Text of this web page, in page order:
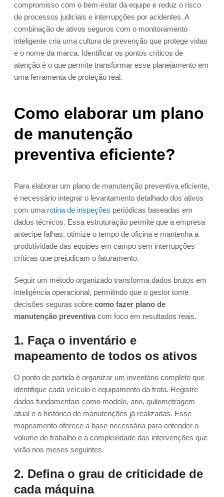
compromisso com o bem-estar da equipe e reduz o risco
de processos judiciais e interrupções por acidentes. A
combinação de ativos seguros com o monitoramento
inteligente cria uma cultura de prevenção que protege vidas
e o nome da marca. Identificar os pontos críticos de
atenção é o que permite transformar esse planejamento em
uma ferramenta de proteção real.
Como elaborar um plano
de manutenção
preventiva eficiente?
Para elaborar um plano de manutenção preventiva eficiente,
é necessário integrar o levantamento detalhado dos ativos
com uma rotina de inspeções periódicas baseadas em
dados técnicos. Essa estruturação permite que a empresa
antecipe falhas, otimize o tempo de oficina e mantenha a
produtividade das equipes em campo sem interrupções
críticas que prejudicam o faturamento.
Seguir um método organizado transforma dados brutos em
inteligência operacional, permitindo que o gestor tome
decisões seguras sobre como fazer plano de
manutenção preventivacom foco em resultados reais.
1. Faça o inventário e
mapeamento de todos os ativos
O ponto de partida é organizar um inventário completo que
identifique cada veículo e equipamento da frota. Registre
dados fundamentais como modelo, ano, quilometragem
atual e o histórico de manutenções já realizadas. Esse
mapeamento oferece a base necessária para entender o
volume de trabalho e a complexidade das intervenções que
virão nos meses seguintes.
2. Defina o grau de criticidade de
cada máquina